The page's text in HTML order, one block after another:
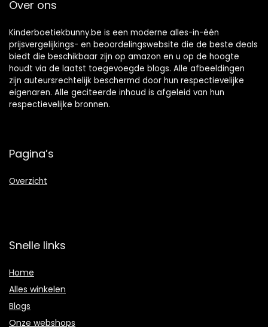
Over ons
Kinderboetiekbunny.be is een moderne alles-in-één
prijsvergelijkings- en beoordelingswebsite die de beste deals
biedt die beschikbaar zijn op amazon en u op de hoogte
houdt via de laatst toegevoegde blogs. Alle afbeeldingen
zijn auteursrechtelijk beschermd door hun respectievelijke
eigenaren. Alle geciteerde inhoud is afgeleid van hun
respectievelijke bronnen.
Pagina’s
Overzicht
Snelle links
Home
Alles winkelen
Blogs
Onze webshops